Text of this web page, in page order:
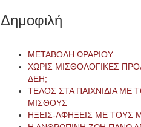
Δημοφιλή
ΜΕΤΑΒΟΛΗ ΩΡΑΡΙΟΥ
ΧΩΡΙΣ ΜΙΣΘΟΛΟΓΙΚΕΣ
ΔΕΗ;
ΤΕΛΟΣ ΣΤΑ ΠΑΙΧΝΙΔΙΑ ΜΕ
ΜΙΣΘΟΥΣ
ΗΞΕΙΣ-ΑΦΗΞΕΙΣ ΜΕ ΤΟΥΣ